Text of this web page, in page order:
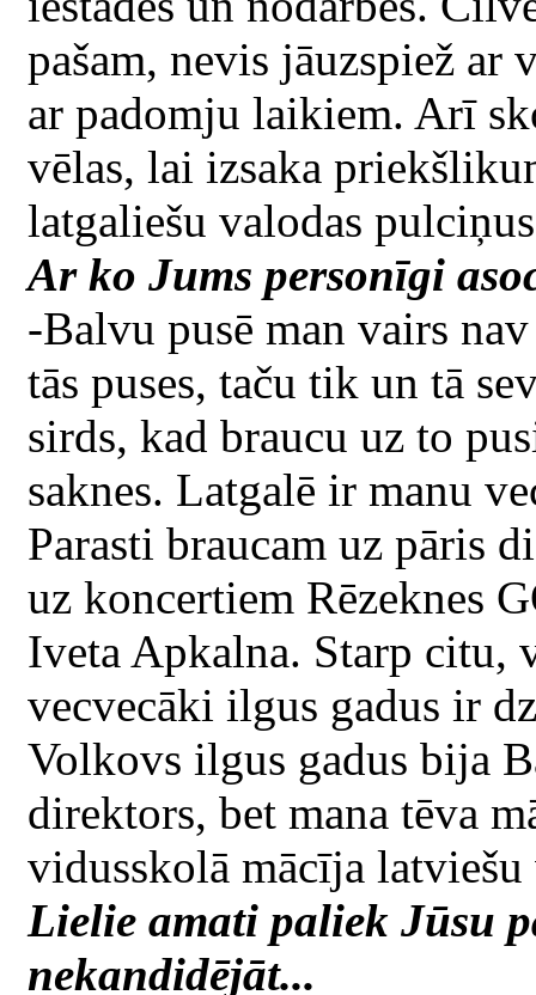
pašam, nevis jāuzspiež ar
ar padomju laikiem. Arī
vēlas, lai izsaka
latgaliešu valodas
Ar ko Jums personīgi
-Balvu pusē man vairs
tās puses, taču tik un tā
sirds, kad braucu uz to
saknes. Latgalē ir manu
Parasti braucam uz pāris
uz koncertiem Rēzeknes
Iveta Apkalna. Starp citu,
vecvecāki ilgus gadus ir
Volkovs ilgus gadus bija
direktors, bet mana tēva
vidusskolā mācīja
Lielie amati paliek Jūsu
nekandidējāt...